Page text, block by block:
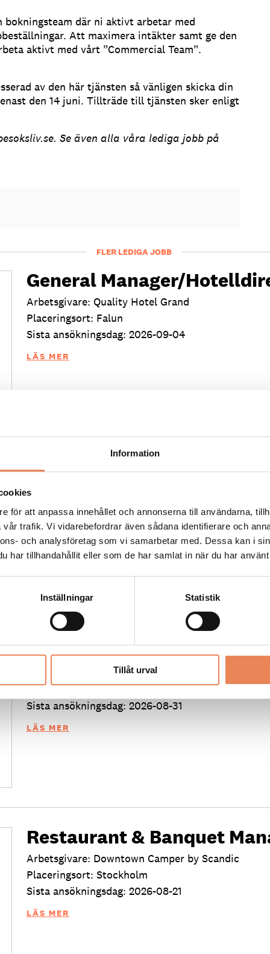
Information
för att anpassa innehållet och annonserna till användarna,
trafik. Vi vidarebefordrar även sådana identifierare och
och analysföretag som vi samarbetar med. Dessa kan i
har tillhandahållit eller som de har samlat in när du har
Inställningar Statistik
Tillåt urval
där ni aktivt arbetar med
Att maximera intäkter samt ge den
aktivt med vårt ”Commercial Team”.
av den här tjänsten så vänligen skicka din
den 14 juni. Tillträde till tjänsten sker enligt
Se även alla våra lediga jobb på
FLER LEDIGA JOBB
General Manager/
Arbetsgivare: Quality Hotel Grand
Placeringsort: Falun
Sista ansökningsdag: 2026-09-04
LÄS MER
Kock
Arbetsgivare: Smådalarö Gård Hotell & Spa
Placeringsort: Dalarö
Sista ansökningsdag: 2026-08-30
LÄS MER
Säljansvarig
Arbetsgivare: Mora Hotell & Spa
Placeringsort: Stockholm
Sista ansökningsdag: 2026-08-31
LÄS MER
Restaurant & Banquet
Arbetsgivare: Downtown Camper by Scandic
Placeringsort: Stockholm
Sista ansökningsdag: 2026-08-21
LÄS MER